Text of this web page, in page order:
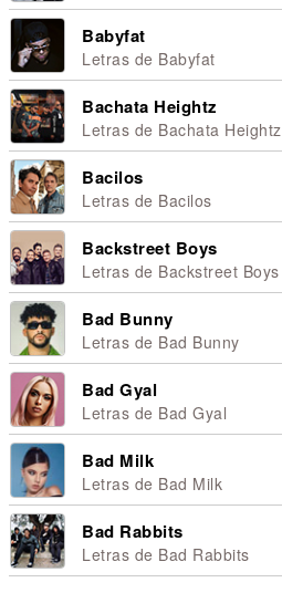
Babyfat
Letras de Babyfat
Bachata Heightz
Letras de Bachata Heightz
Bacilos
Letras de Bacilos
Backstreet Boys
Letras de Backstreet Boys
Bad Bunny
Letras de Bad Bunny
Bad Gyal
Letras de Bad Gyal
Bad Milk
Letras de Bad Milk
Bad Rabbits
Letras de Bad Rabbits